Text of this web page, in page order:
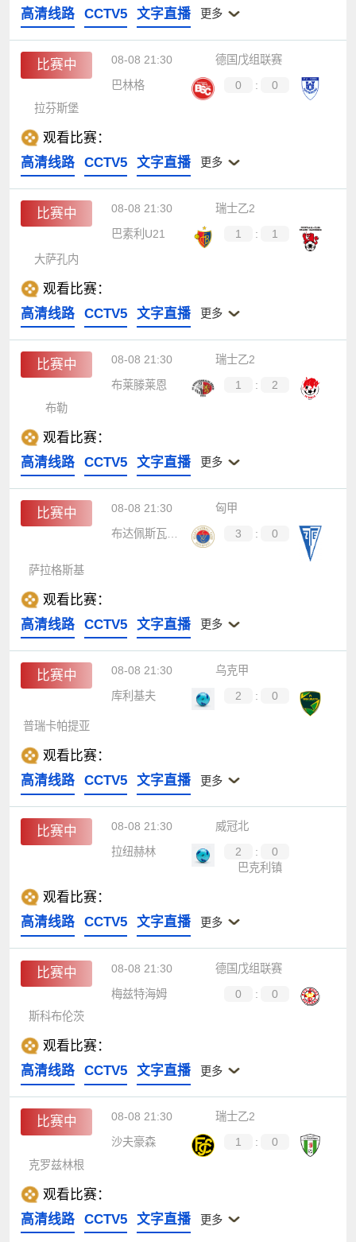
高清线路
CCTV5 文字直播 更多
比赛中 08-08 21:30
德国戊组联赛
巴林格
0 :
0
拉芬斯堡
观看比赛：
高清线路
CCTV5 文字直播 更多
比赛中 08-08 21:30
瑞士乙2
巴素利U21
1 :
1
大萨孔内
观看比赛：
高清线路
CCTV5 文字直播 更多
比赛中 08-08 21:30
瑞士乙2
布莱滕莱恩
1 :
2
布勒
观看比赛：
高清线路
CCTV5 文字直播 更多
比赛中 08-08 21:30
匈甲
布达佩斯瓦萨斯
3 : 0
萨拉格斯基
观看比赛：
高清线路
CCTV5 文字直播 更多
比赛中 08-08 21:30
乌克甲
库利基夫
2 : 0
普瑞卡帕提亚
观看比赛：
高清线路
CCTV5 文字直播 更多
比赛中 08-08 21:30
威冠北
拉纽赫林
2 :
0
巴克利镇
观看比赛：
高清线路
CCTV5 文字直播 更多
比赛中 08-08 21:30
德国戊组联赛
梅兹特海姆
0 :
0
斯科布伦茨
观看比赛：
高清线路
CCTV5 文字直播 更多
比赛中 08-08 21:30
瑞士乙2
沙夫豪森
1 :
0
克罗兹林根
观看比赛：
高清线路
CCTV5 文字直播 更多